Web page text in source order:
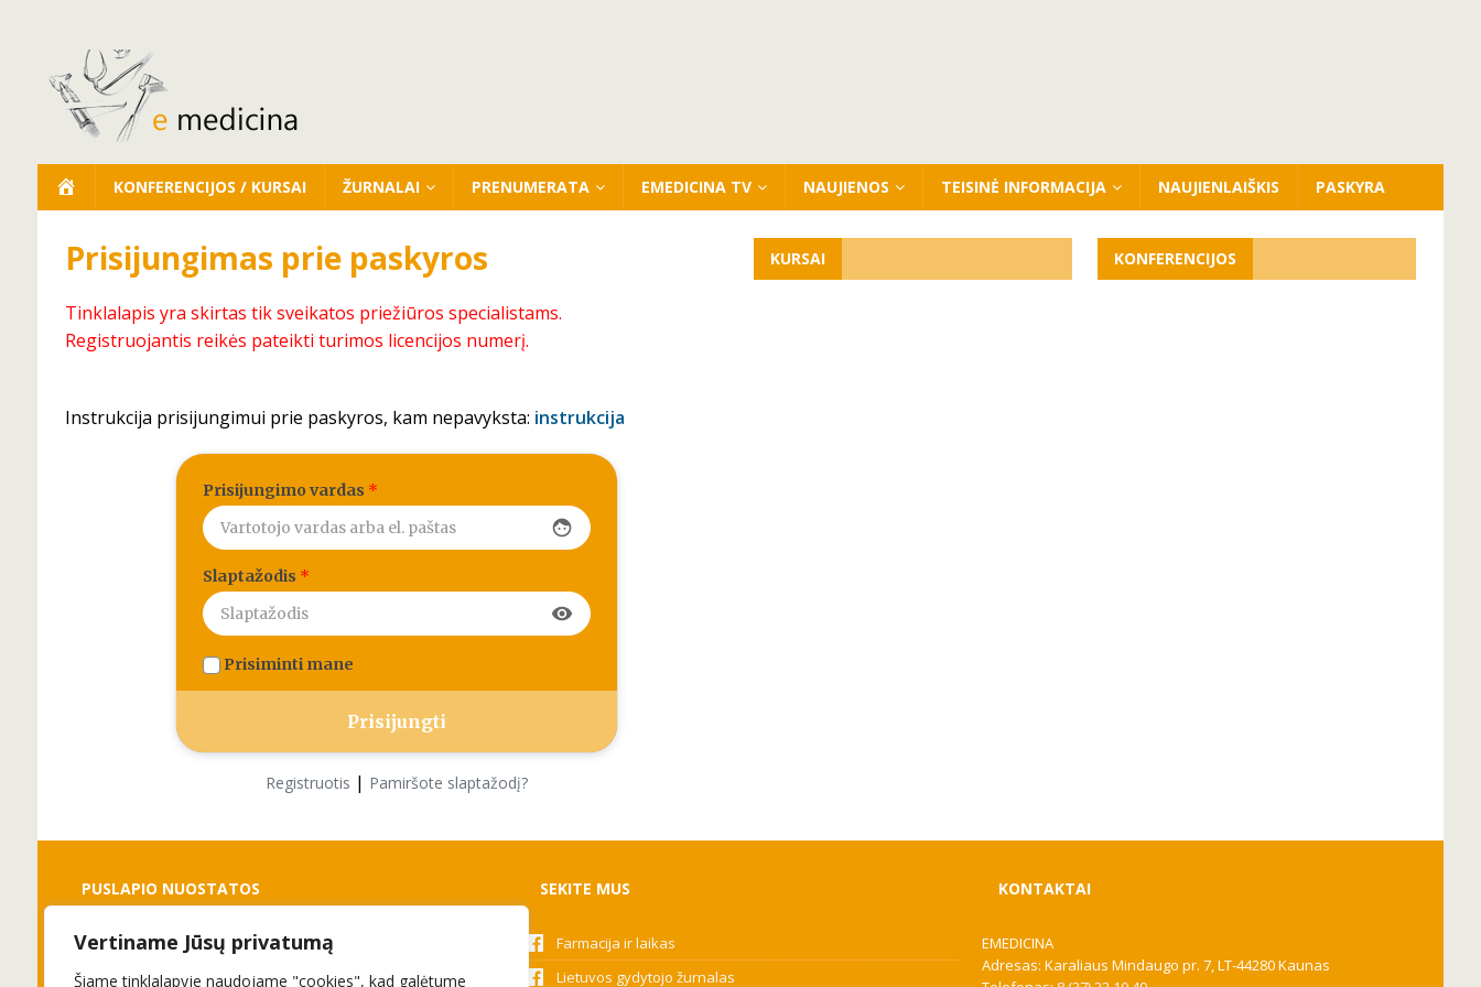
Vertiname Jūsų privatumą
Šiame tinklalapyje naudojame "cookies", kad galėtume
KONFERENCIJOS / KURSAI ŽURNALAI PRENUMERATA EMEDICINA TV NAUJIENOS TEISINĖ INFORMACIJA NAUJIENLAIŠKIS PASKYRA
Prisijungimas prie paskyros
Tinklalapis yra skirtas tik sveikatos priežiūros specialistams.
Registruojantis reikės pateikti turimos licencijos numerį.
Instrukcija prisijungimui prie paskyros, kam nepavyksta: instrukcija
Prisijungimo vardas *
face
Slaptažodis *
visibility
Prisiminti mane
Registruotis | Pamiršote slaptažodį?
KURSAI KONFERENCIJOS
PUSLAPIO NUOSTATOS
Slapukai
Privatumo politika
SEKITE MUS
Farmacija ir laikas
Lietuvos gydytojo žurnalas
KONTAKTAI
EMEDICINA
Adresas: Karaliaus Mindaugo pr. 7, LT-44280 Kaunas